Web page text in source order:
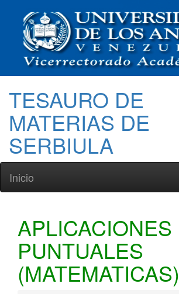
TESAURO DE
MATERIAS DE
SERBIULA
Inicio
APLICACIONES
PUNTUALES
(MATEMATICAS)